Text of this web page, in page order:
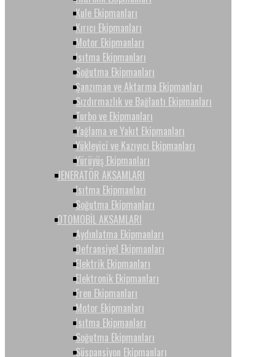
Kule Ekipmanları
Kırıcı Ekipmanları
Motor Ekipmanları
Isıtma Ekipmanları
Soğutma Ekipmanları
Şanzıman ve Aktarma Ekipmanları
Sızdırmazlık ve Bağlantı Ekipmanları
Turbo ve Ekipmanları
Yağlama ve Yakıt Ekipmanları
Yükleyici ve Kazıyıcı Ekipmanları
Yürüyüş Ekipmanları
JENERATÖR AKSAMLARI
Isıtma Ekipmanları
Soğutma Ekipmanları
OTOMOBİL AKSAMLARI
Aydınlatma Ekipmanları
Defransiyel Ekipmanları
Elektrik Ekipmanları
Elektronik Ekipmanları
Fren Ekipmanları
Motor Ekipmanları
Isıtma Ekipmanları
Soğutma Ekipmanları
Süspansiyon Ekipmanları